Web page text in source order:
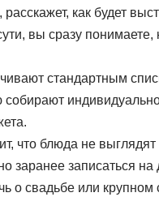
как будет
вы сразу понимаете,
стандартным
собирают
что блюда не
заранее записаться
о свадьбе или крупном